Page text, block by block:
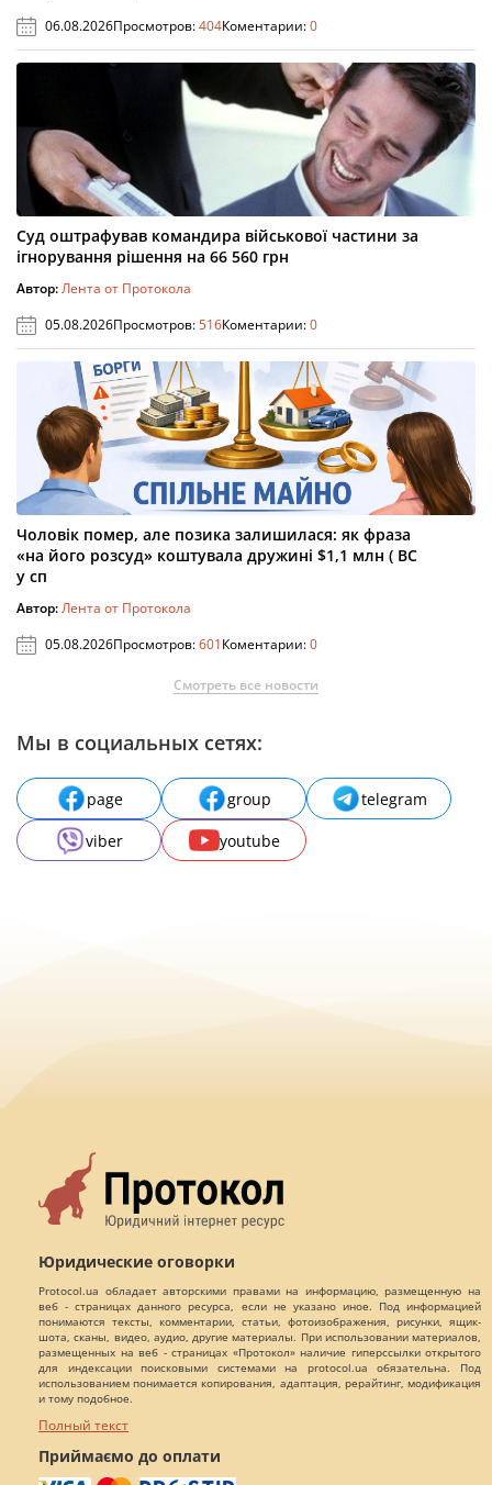
06.08.2026Просмотров:404Коментарии:0
Суд оштрафував командира військової частини за
ігнорування рішення на 66 560 грн
Автор:Лента от Протокола
05.08.2026Просмотров:516Коментарии:0
Чоловік помер, але позика залишилася: як фраза
«на його розсуд» коштувала дружині $1,1 млн ( ВС
у сп
Автор:Лента от Протокола
05.08.2026Просмотров:601Коментарии:0
Смотреть все новости
Мы в социальных сетях:
page group
telegram
viber
youtube
Юридические оговорки
Protocol.ua обладает авторскими правами на информацию, размещенную на
веб - страницах данного ресурса, если не указано иное. Под информацией
понимаются тексты, комментарии, статьи, фотоизображения, рисунки, ящик-
шота, сканы, видео, аудио, другие материалы. При использовании материалов,
размещенных на веб - страницах «Протокол» наличие гиперссылки открытого
для индексации поисковыми системами на protocol.ua обязательна. Под
использованием понимается копирования, адаптация, рерайтинг, модификация
и тому подобное.
Полный текст
Приймаємо до оплати